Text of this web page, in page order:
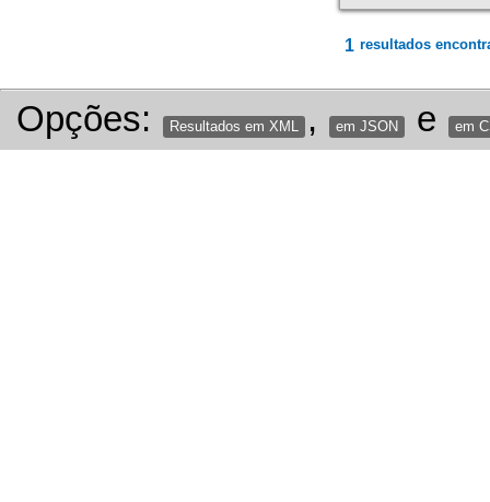
1 resultados
Opções: Resultados em XML , em JSON e em